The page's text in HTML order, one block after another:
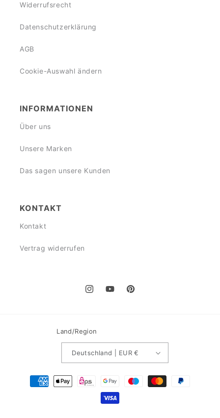
Widerrufsrecht
Datenschutzerklärung
AGB
Cookie-Auswahl ändern
INFORMATIONEN
Über uns
Unsere Marken
Das sagen unsere Kunden
KONTAKT
Kontakt
Vertrag widerrufen
InstagramYouTubePinterest
Land/Region
Deutschland | EUR €
Zahlungsmethoden